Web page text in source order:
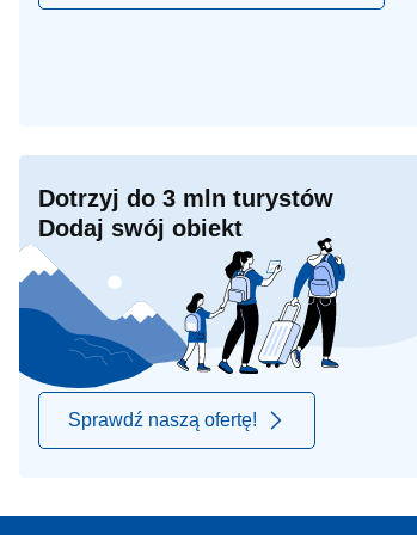
Dotrzyj do 3 mln turystów
Dodaj swój obiekt
Sprawdź naszą ofertę!